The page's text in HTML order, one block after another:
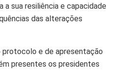
a sua resiliência e capacidade
das alterações
protocolo e de apresentação
presentes os presidentes